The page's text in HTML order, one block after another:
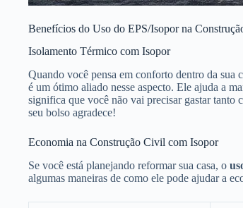
Benefícios do Uso do EPS/Isopor na
Isolamento Térmico com Isopor
Quando você pensa em conforto dentro da sua
é um ótimo aliado nesse aspecto. Ele ajuda a
significa que você não vai precisar gastar tanto
seu bolso agradece!
Economia na Construção Civil com Isopor
Se você está planejando reformar sua casa, o
algumas maneiras de como ele pode ajudar a